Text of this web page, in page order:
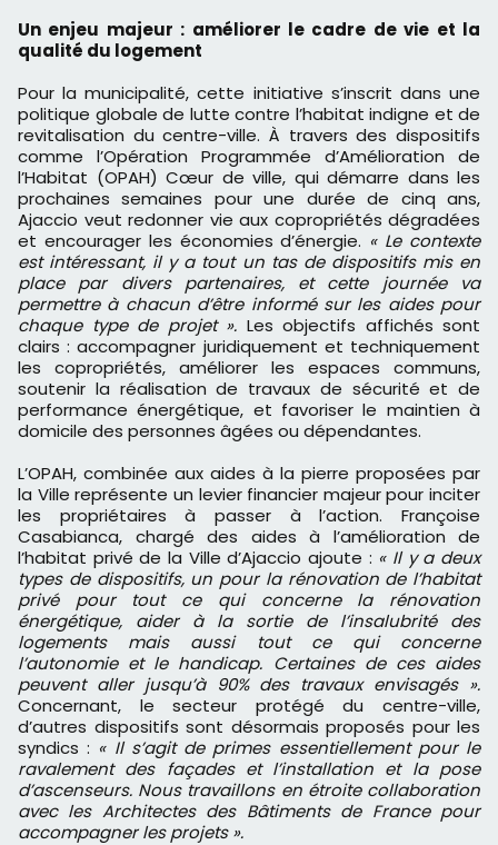
Un enjeu majeur : améliorer le cadre de vie et la
qualité du logement
Pour la municipalité, cette initiative s’inscrit dans une
politique globale de lutte contre l’habitat indigne et de
revitalisation du centre-ville. À travers des dispositifs
comme l’Opération Programmée d’Amélioration de
l’Habitat (OPAH) Cœur de ville, qui démarre dans les
prochaines semaines pour une durée de cinq ans,
Ajaccio veut redonner vie aux copropriétés dégradées
et encourager les économies d’énergie. « Le contexte
est intéressant, il y a tout un tas de dispositifs mis en
place par divers partenaires, et cette journée va
permettre à chacun d’être informé sur les aides pour
chaque type de projet ». Les objectifs affichés sont
clairs : accompagner juridiquement et techniquement
les copropriétés, améliorer les espaces communs,
soutenir la réalisation de travaux de sécurité et de
performance énergétique, et favoriser le maintien à
domicile des personnes âgées ou dépendantes.
L’OPAH, combinée aux aides à la pierre proposées par
la Ville représente un levier financier majeur pour inciter
les propriétaires à passer à l’action. Françoise
Casabianca, chargé des aides à l’amélioration de
l’habitat privé de la Ville d’Ajaccio ajoute : « Il y a deux
types de dispositifs, un pour la rénovation de l’habitat
privé pour tout ce qui concerne la rénovation
énergétique, aider à la sortie de l’insalubrité des
logements mais aussi tout ce qui concerne
l’autonomie et le handicap. Certaines de ces aides
peuvent aller jusqu’à 90% des travaux envisagés ».
Concernant, le secteur protégé du centre-ville,
d’autres dispositifs sont désormais proposés pour les
syndics : « Il s’agit de primes essentiellement pour le
ravalement des façades et l’installation et la pose
d’ascenseurs. Nous travaillons en étroite collaboration
avec les Architectes des Bâtiments de France pour
accompagner les projets ».